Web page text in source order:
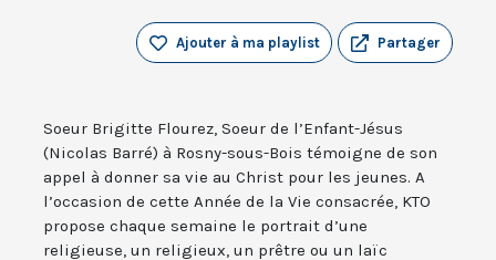
Partager
Ajouter à ma playlist
Soeur Brigitte Flourez, Soeur de l’Enfant-Jésus
(Nicolas Barré) à Rosny-sous-Bois témoigne de son
appel à donner sa vie au Christ pour les jeunes. A
l’occasion de cette Année de la Vie consacrée, KTO
propose chaque semaine le portrait d’une
religieuse, un religieux, un prêtre ou un laïc